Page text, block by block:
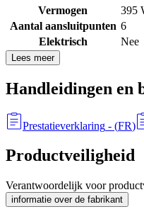
Vermogen
395
Aantal aansluitpunten 6
Elektrisch
Nee
Lees meer
Handleidingen en
Prestatieverklaring - (FR)
Productveiligheid
Verantwoordelijk voor
informatie over de fabrikant